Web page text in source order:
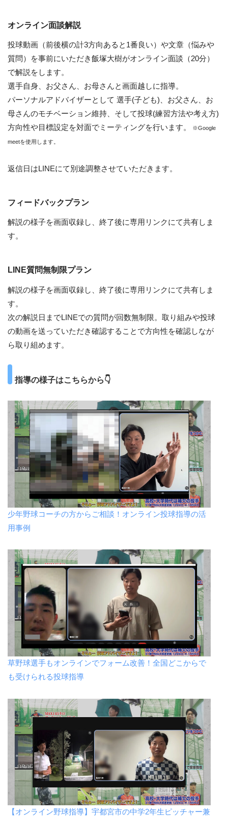
オンライン面談解説
投球動画（前後横の計3方向あると1番良い）や文章（悩みや
質問）を事前にいただき飯塚大樹がオンライン面談（20分）
で解説をします。
選手自身、お父さん、お母さんと画面越しに指導。
パーソナルアドバイザーとして 選手(子ども)、お父さん、お
母さんのモチベーション維持、そして投球(練習方法や考え方)
方向性や目標設定を対面でミーティングを行います。
※Google
meetを使用します。
返信日はLINEにて別途調整させていただきます。
フィードバックプラン
解説の様子を画面収録し、終了後に専用リンクにて共有しま
す。
LINE質問無制限プラン
解説の様子を画面収録し、終了後に専用リンクにて共有しま
す。
次の解説日までLINEでの質問が回数無制限。取り組みや投球
の動画を送っていただき確認することで方向性を確認しなが
ら取り組めます。
指導の様子はこちらから👇
少年野球コーチの方からご相談！オンライン投球指導の活
用事例
草野球選手もオンラインでフォーム改善！全国どこからで
も受けられる投球指導
【オンライン野球指導】宇都宮市の中学2年生ピッチャー兼